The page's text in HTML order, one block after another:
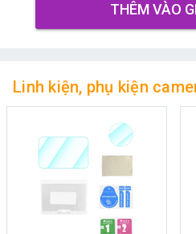
THÊM VÀO
Linh kiện, phụ kiện